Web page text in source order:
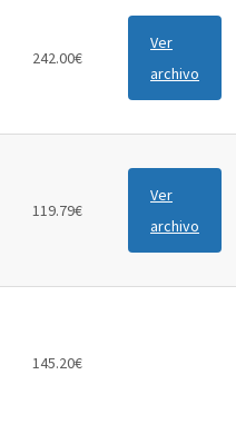
242.00€
Ver
archivo
119.79€
Ver
archivo
145.20€